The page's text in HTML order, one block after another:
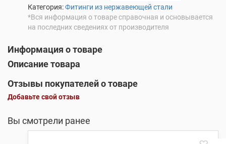
Категория:Фитинги из нержавеющей стали
*Вся информация о товаре справочная и основывается
на последних сведениях от производителя
Информация о товаре
Описание товара
Отзывы покупателей о товаре
Добавьте свой отзыв
Вы смотрели ранее